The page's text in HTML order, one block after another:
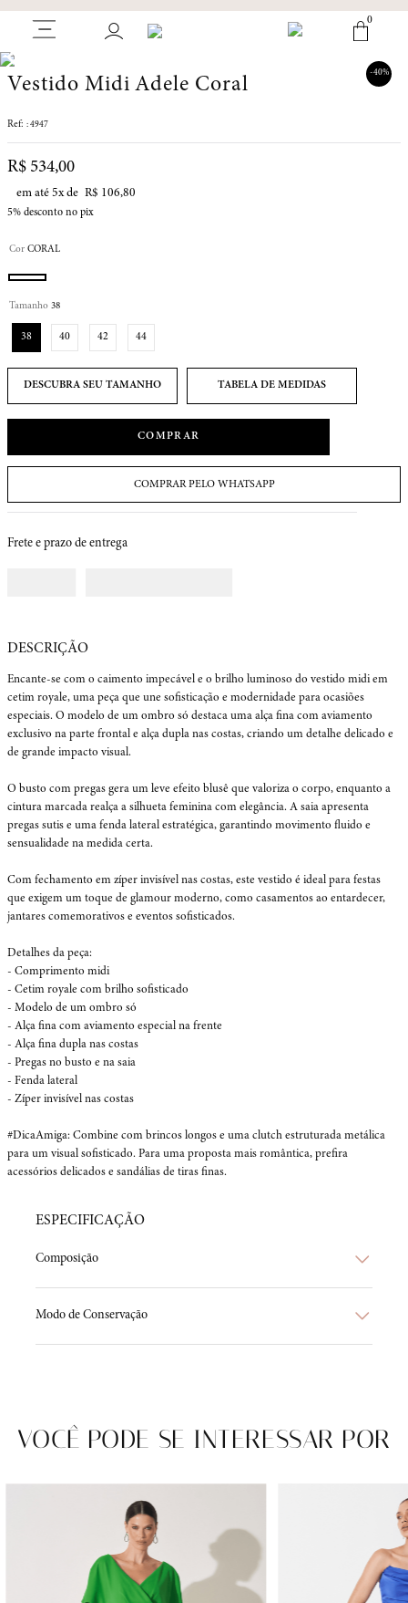
0
-40%
Vestido Midi Adele Coral
: 4947
R$ 534,00
em até 5x de R$ 106,80
5% desconto no pix
Cor CORAL
Tamanho 38
38 40 42 44
TABELA DE MEDIDAS
COMPRAR
COMPRAR PELO WHATSAPP
Frete e prazo de entrega
Encante-se com o caimento impecável e o brilho luminoso do vestido midi em
cetim royale, uma peça que une sofisticação e modernidade para ocasiões
especiais. O modelo de um ombro só destaca uma alça fina com aviamento
exclusivo na parte frontal e alça dupla nas costas, criando um detalhe delicado e
de grande impacto visual.
O busto com pregas gera um leve efeito blusê que valoriza o corpo, enquanto a
cintura marcada realça a silhueta feminina com elegância. A saia apresenta
pregas sutis e uma fenda lateral estratégica, garantindo movimento fluido e
sensualidade na medida certa.
Com fechamento em zíper invisível nas costas, este vestido é ideal para festas
que exigem um toque de glamour moderno, como casamentos ao entardecer,
jantares comemorativos e eventos sofisticados.
Detalhes da peça:
- Comprimento midi
- Cetim royale com brilho sofisticado
- Modelo de um ombro só
- Alça fina com aviamento especial na frente
- Alça fina dupla nas costas
- Pregas no busto e na saia
- Fenda lateral
- Zíper invisível nas costas
#DicaAmiga: Combine com brincos longos e uma clutch estruturada metálica
para um visual sofisticado. Para uma proposta mais romântica, prefira
acessórios delicados e sandálias de tiras finas.
ESPECIFICAÇÃO
Composição
Modo de Conservação
VOCÊ PODE SE INTERESSAR POR